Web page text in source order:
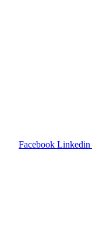
Facebook Linkedin